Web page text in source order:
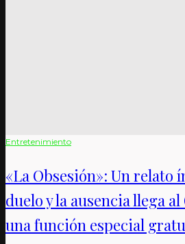
Entretenimiento
«La Obsesión»: Un relato
duelo y la ausencia llega
una función especial